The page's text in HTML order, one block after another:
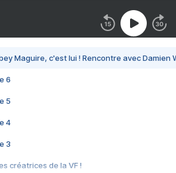
Maguire, c'est lui ! Rencontre avec Damien
6
5
4
3
créatrices de la VF !